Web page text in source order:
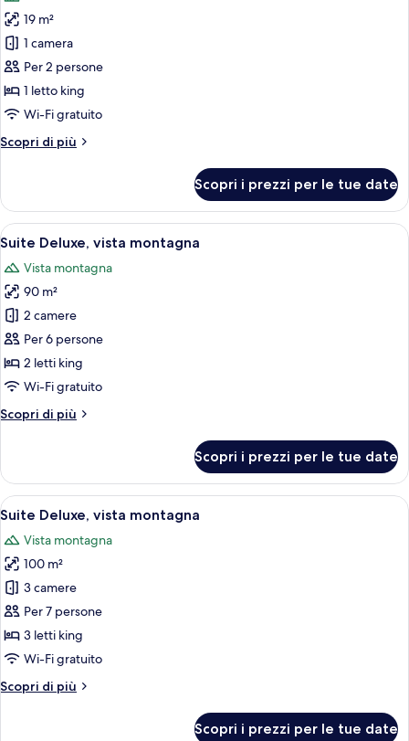
foto
per
Camera
Classic,
1
king
19 m²
1 camera
Per 2 persone
1 letto king
Wi-Fi gratuito
Scopri di più
Altri
Classic,
letto
(Alpin)
Scopri i prezzi per le tue date
Apri
tutte
le
foto
per
Suite
Deluxe,
vista
montagna
Un ampio soggiorno con camino,
7
Suite Deluxe, vista montagna
Vista montagna
90 m²
2 camere
Per 6 persone
2 letti king
Wi-Fi gratuito
Scopri di più
Altri
Deluxe,
vista
montagna
Scopri i prezzi per le tue date
Apri
tutte
le
foto
per
Suite
Deluxe,
vista
montagna
Una camera da letto con un letto
7
Suite Deluxe, vista montagna
Vista montagna
100 m²
3 camere
Per 7 persone
3 letti king
Wi-Fi gratuito
Scopri di più
Altri
Scopri i prezzi per le tue date